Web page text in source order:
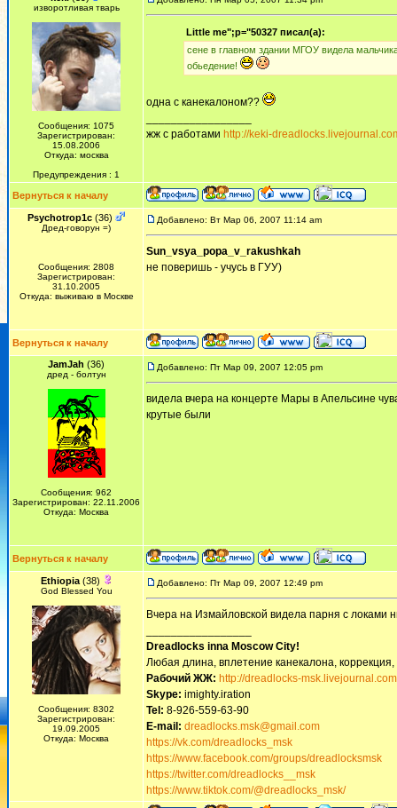
изворотливая тварь
Сообщения: 1075
Зарегистрирован:
15.08.2006
Откуда: москва
Предупреждения : 1
Little me";p="50327 писал(а):
сене в главном здании МГОУ видела
обьедение!
одна с канекалоном??
жж с работами http://keki-
Вернуться к началу
Psychotrop1c (36)
Дред-говорун =)
Сообщения: 2808
Зарегистрирован:
31.10.2005
Откуда: выживаю в Москве
Добавлено: Вт Мар 06, 2007 11:14 am
Sun_vsya_popa_v_rakushkah
не поверишь - учусь в ГУУ)
Вернуться к началу
JamJah (36)
дред - болтун
Сообщения: 962
Зарегистрирован: 22.11.2006
Откуда: Москва
Добавлено: Пт Мар 09, 2007 12:05 pm
видела вчера на концерте Мары в Апельсине
крутые были
Вернуться к началу
Ethiopia(38)
God Blessed You
Сообщения: 8302
Зарегистрирован:
19.09.2005
Откуда: Москва
Добавлено: Пт Мар 09, 2007 12:49 pm
Вчера на Измайловской видела парня с локами
Dreadlocks inna Moscow Сity!
Любая длина, вплетение канекалона,
Рабочий ЖЖ: http://dreadlocks-
Skype: imighty.iration
Tel: 8-926-559-63-90
E-mail: dreadlocks.msk@gmail.com
https://vk.com/dreadlocks_msk
https://www.facebook.com/groups/dreadlocksmsk
https://twitter.com/dreadlocks__msk
https://www.tiktok.com/@dreadlocks_msk/